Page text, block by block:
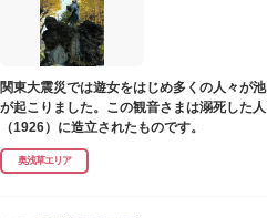
関東大震災では遊女をはじめ多くの人々が
が起こりました。この観音さまは溺死した
（1926）に造立されたものです。
奥浅草エリア